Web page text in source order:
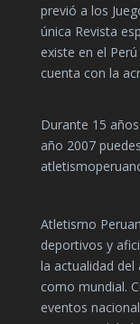
previó a los
única Revista
existe en el
cuenta con la
Durante 15
año 2007
Atletismo
deportivos y
la actualidad
como mundial.
eventos